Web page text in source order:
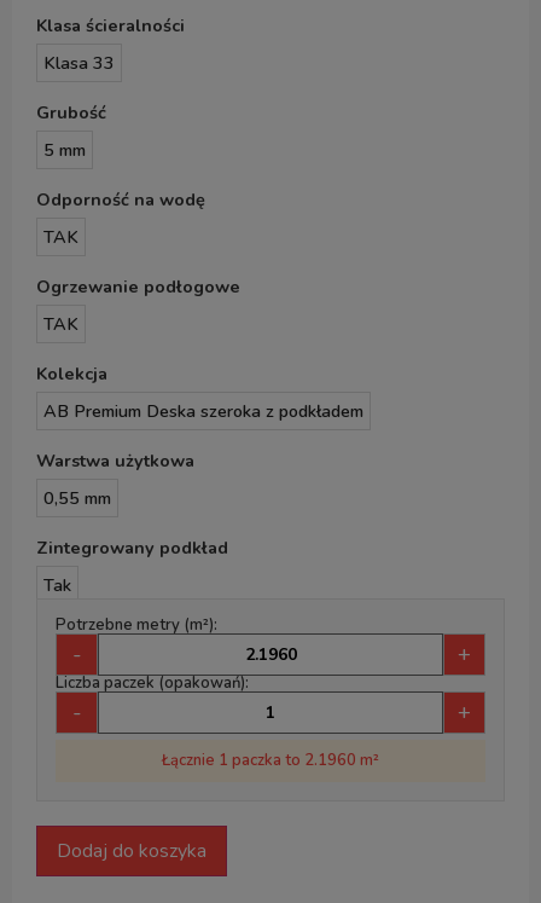
Klasa ścieralności
Klasa 33
Grubość
5 mm
Odporność na wodę
TAK
Ogrzewanie podłogowe
TAK
Kolekcja
AB Premium Deska szeroka z podkładem
Warstwa użytkowa
0,55 mm
Zintegrowany podkład
Tak
Potrzebne metry (m²):
- +
Liczba paczek (opakowań):
- +
Łącznie 1 paczka to 2.1960 m²
Dodaj do koszyka